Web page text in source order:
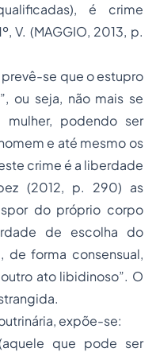
é crime
V. (MAGGIO, 2013, p.
se que o estupro
ou seja, não mais se
podendo ser
e até mesmo os
crime é a liberdade
(2012, p. 290) as
do próprio corpo
de escolha do
de forma consensual,
ato libidinoso”. O
expõe-se:
que pode ser